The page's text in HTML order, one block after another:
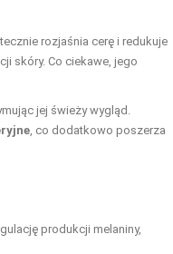
rozjaśnia cerę i redukuje
skóry. Co ciekawe, jego
jej świeży wygląd.
, co dodatkowo poszerza
produkcji melaniny,